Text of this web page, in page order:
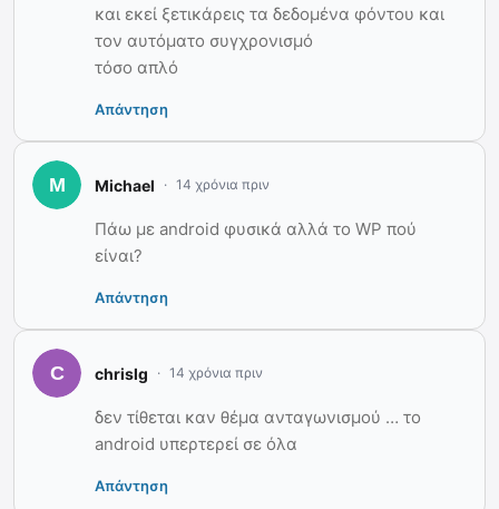
και εκεί ξετικάρεις τα δεδομένα φόντου και
τον αυτόματο συγχρονισμό
τόσο απλό
Απάντηση
Michael 14 χρόνια πριν
Πάω με android φυσικά αλλά το WP πού
είναι?
Απάντηση
chrislg 14 χρόνια πριν
δεν τίθεται καν θέμα ανταγωνισμού … το
android υπερτερεί σε όλα
Απάντηση